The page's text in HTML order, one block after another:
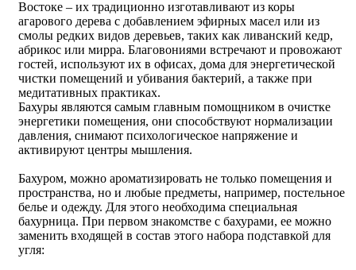
Востоке – их традиционно изготавливают из коры
агарового дерева с добавлением эфирных масел или из
смолы редких видов деревьев, таких как ливанский кедр,
абрикос или мирра. Благовониями встречают и провожают
гостей, используют их в офисах, дома для энергетической
чистки помещений и убивания бактерий, а также при
медитативных практиках.
Бахуры являются самым главным помощником в очистке
энергетики помещения, они способствуют нормализации
давления, снимают психологическое напряжение и
активируют центры мышления.
Бахуром, можно ароматизировать не только помещения и
пространства, но и любые предметы, например, постельное
белье и одежду. Для этого необходима специальная
бахурница. При первом знакомстве с бахурами, ее можно
заменить входящей в состав этого набора подставкой для
угля: